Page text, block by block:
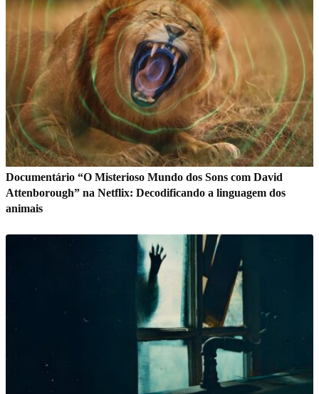
Documentário “O Misterioso Mundo dos Sons com David
Attenborough” na Netflix: Decodificando a linguagem dos
animais